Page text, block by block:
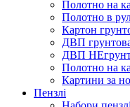
Полотно на
Полотно в
Картон
ДВП
ДВП
Полотно на
Картини за
Пензлі